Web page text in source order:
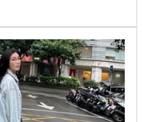
萬日圓（約新台幣205萬